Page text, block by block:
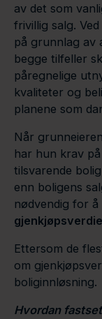
av det som
frivillig salg. Ved
på grunnlag av
begge tilfeller
påregnelige
kvaliteter og
planene som
Når
har hun krav
tilsvarende
enn boligens
nødvendig for
Ettersom de
om
boliginnløsning.
Hvordan